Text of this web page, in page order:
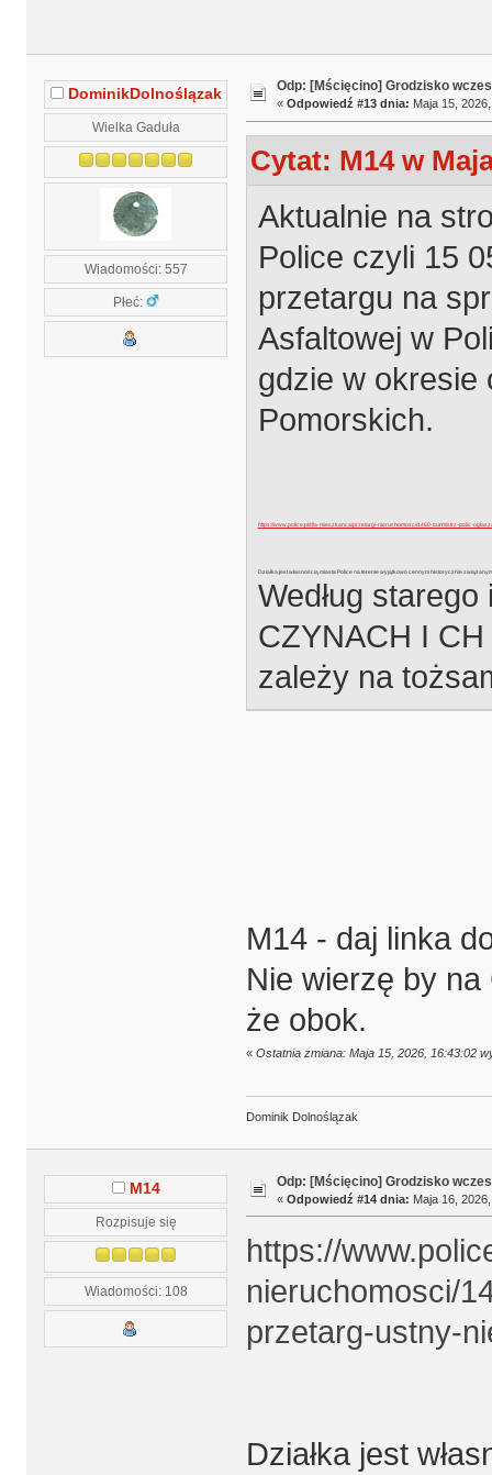
DominikDolnoślązak
Wielka Gaduła
Wiadomości: 557
Płeć:
Odp: [Mścięcino] Grodzisko
« Odpowiedź #13 dnia: Maja 15,
Cytat: M14 w
Aktualnie na
Police czyli 15
przetargu na
Asfaltowej w
gdzie w okresie
Pomorskich.
https://www.police.pl/dla-mieszkanca/przetargi-nieruchomosci/1460-burmistrz-polic-
Działka jest własnością miasta Police na terenie wyjątkowo cennym historycznie
Według
CZYNACH I
zależy na
M14 - daj linka
Nie wierzę by
że obok.
« Ostatnia zmiana: Maja 15, 2026, 16:43:02
Dominik Dolnoślązak
M14
Rozpisuje się
Wiadomości: 108
Odp: [Mścięcino] Grodzisko
« Odpowiedź #14 dnia: Maja 16,
https://
nieruchomosci/
przetarg-ustny-
Działka jest